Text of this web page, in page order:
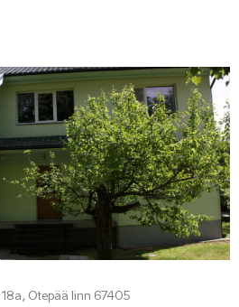
18a, Otepää linn 67405